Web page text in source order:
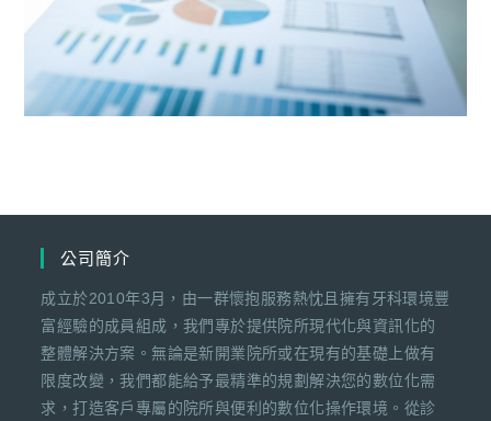
公司簡介
成立於2010年3月，由一群懷抱服務熱忱且擁有牙科環境豐
富經驗的成員組成，我們專於提供院所現代化與資訊化的
整體解決方案。無論是新開業院所或在現有的基礎上做有
限度改變，我們都能給予最精準的規劃解決您的數位化需
求，打造客戶專屬的院所與便利的數位化操作環境。從診